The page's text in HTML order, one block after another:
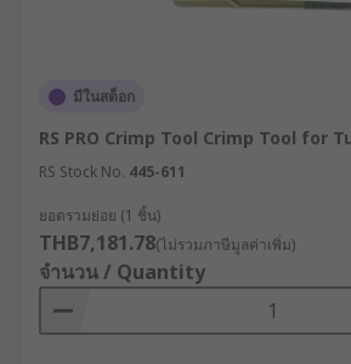
มีในสต็อก
RS PRO Crimp Tool Crimp Tool for
RS Stock No. 445-611
ยอดรวมย่อย (1 ชิ้น)
THB7,181.78(ไม่รวมภาษีมูลค่าเพิ่ม)
จำนวน / Quantity